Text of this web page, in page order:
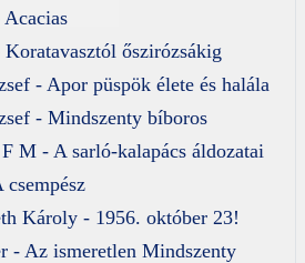
őszirózsákig
- Apor püspök élete és halála
- Mindszenty bíboros
M - A sarló-kalapács áldozatai
Károly - 1956. október 23!
- Az ismeretlen Mindszenty